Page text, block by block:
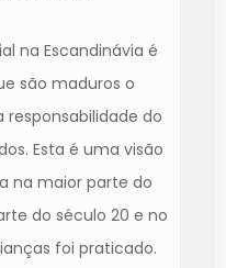
na Escandinávia é
são maduros o
do
Esta é uma visão
na maior parte do
do século 20 e no
foi praticado.